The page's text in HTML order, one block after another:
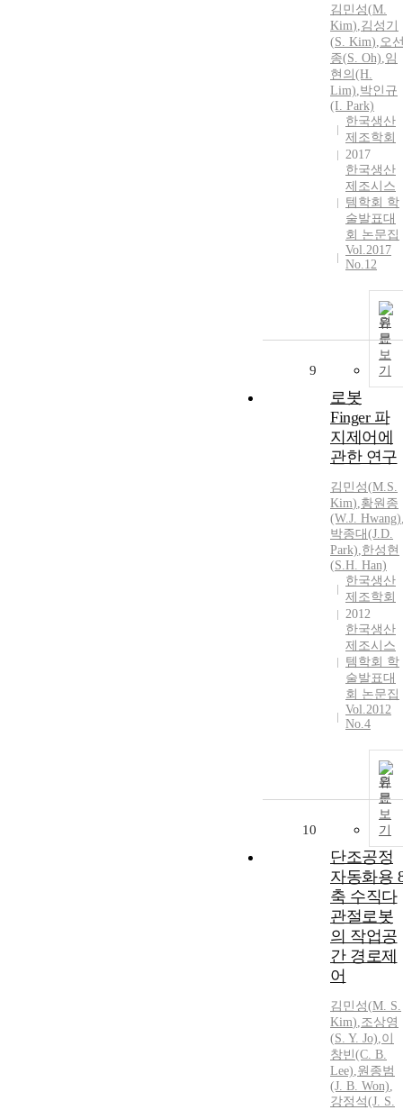
김민성(M.
Kim),김성기
(S. Kim),오
종(S. Oh),임
현의(H.
Lim),박인규
(I. Park)
한국생산
제조학회
2017
한국생산
제조시스
템학회 학
술발표대
회 논문집
Vol.2017
No.12
원
문
보
기
9
로봇
Finger 파
지제어에
관한 연구
김민성(M.S.
Kim),황원종
(W.J. Hwang)
박종대(J.D.
Park),한성현
(S.H. Han)
한국생산
제조학회
2012
한국생산
제조시스
템학회 학
술발표대
회 논문집
Vol.2012
No.4
원
문
보
기
10
단조공정
자동화용
축 수직다
관절로봇
의 작업공
간 경로제
어
김민성(M. S.
Kim),조상영
(S. Y. Jo),이
창빈(C. B.
Lee),원종범
(J. B. Won),
강정석(J. S.